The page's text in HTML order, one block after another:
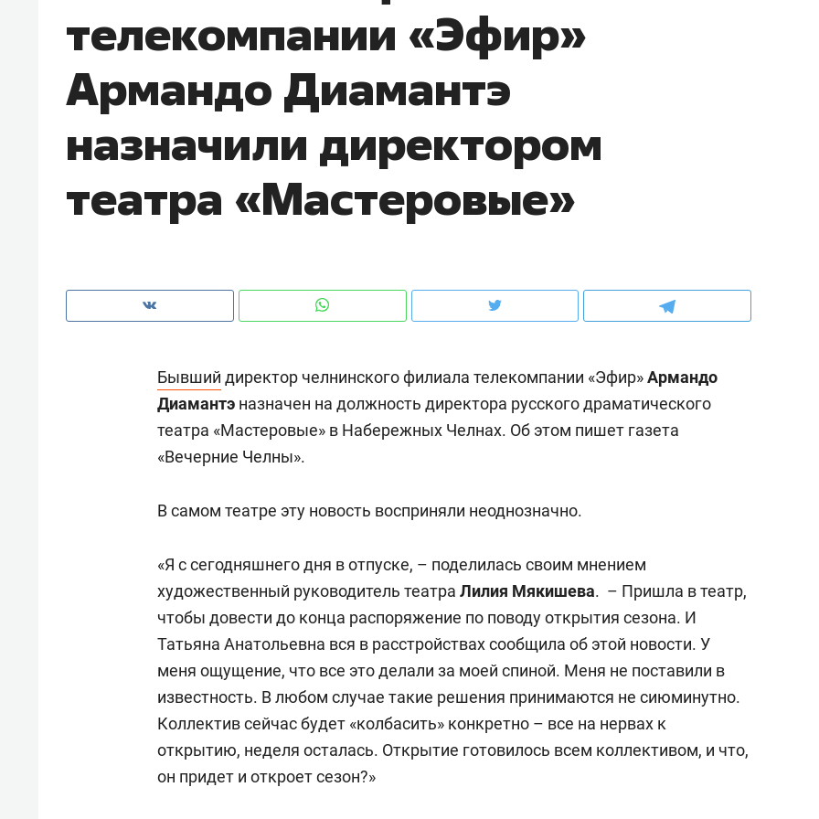
телекомпании «Эфир»
Армандо Диамантэ
назначили директором
театра «Мастеровые»
Бывший директор челнинского филиала телекомпании «Эфир»Армандо
Диамантэ назначен на должность директора русского драматического
театра «Мастеровые» в Набережных Челнах. Об этом пишет газета
«Вечерние Челны».
В самом театре эту новость восприняли неоднозначно.
«Я с сегодняшнего дня в отпуске, – поделилась своим мнением
художественный руководитель театра Лилия Мякишева. – Пришла в театр,
чтобы довести до конца распоряжение по поводу открытия сезона. И
Татьяна Анатольевна вся в расстройствах сообщила об этой новости. У
меня ощущение, что все это делали за моей спиной. Меня не поставили в
известность. В любом случае такие решения принимаются не сиюминутно.
Коллектив сейчас будет «колбасить» конкретно – все на нервах к
открытию, неделя осталась. Открытие готовилось всем коллективом, и что,
он придет и откроет сезон?»
чем интересен Оман?
о трехкратном росте цен, дотошных
клиентах и чудных запросах мастеров
строят тишину в казанском
ЖК «Заря»
«Директорский невроз» –
когда человек не считает
свою сверхнагрузку
стрессом»
Наседкина: «Ремонт
с мебелью за 2